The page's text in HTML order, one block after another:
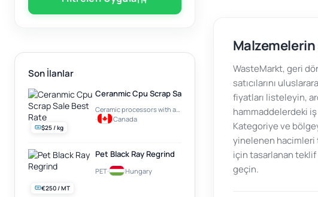
Son İlanlar
$25 / kg
Ceranmic Cpu Scrap Sale Best Rate
·
Canada
€250 / MT
Pet Black Ray Regrind
PET· Hungary
Malzemelerin
WasteMarkt, geri
satıcılarını
fiyatları listeleyin,
hammaddelerdeki iş
Kategoriye ve
yinelenen hacimleri
için tasarlanan
geçin.